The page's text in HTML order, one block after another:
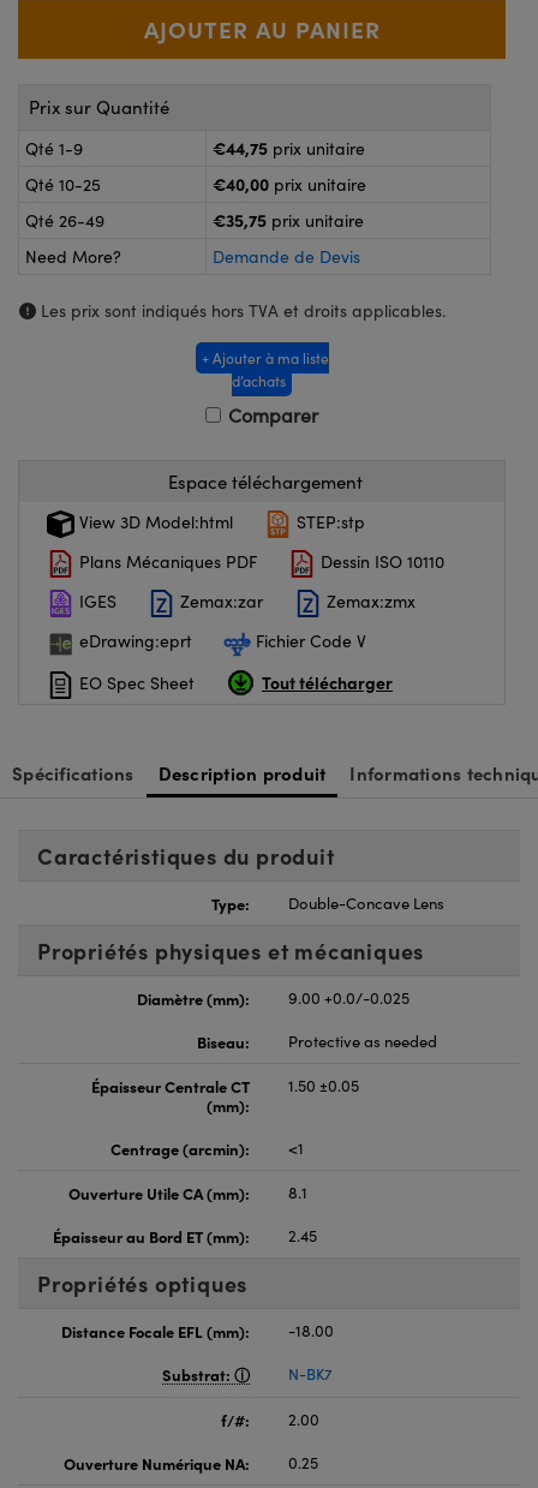
ou Coupleurs
de Poche ou à Mesure Directe
: Microscopie
: Caméras
Labs™
Prix sur Quantité
Qté 1-9 €44,75 prix unitaire
Qté 10-25
€40,00 prix unitaire
Qté 26-49
€35,75 prix unitaire
Need More?
Demande de Devis
Les prix sont indiqués hors TVA et droits applicables.
+ Ajouter à ma liste
d’achats
Comparer
Espace téléchargement
View 3D Model:html
STEP:stp
Plans Mécaniques PDF
Dessin ISO 10110
IGES
Zemax:zar
Zemax:zmx
eDrawing:eprt
Fichier Code V
EO Spec Sheet
Tout télécharger
Spécifications Description produit Informations
Caractéristiques du produit
Type: Double-Concave Lens
Propriétés physiques et mécaniques
Diamètre (mm):
9.00 +0.0/-0.025
Biseau:
Protective as needed
Épaisseur Centrale CT
(mm):
1.50 ±0.05
Centrage (arcmin): <1
Ouverture Utile CA (mm):
8.1
Épaisseur au Bord ET (mm):
2.45
Propriétés optiques
Distance Focale EFL (mm):
-18.00
Substrat:
N-BK7
f/#:
2.00
Ouverture Numérique NA:
0.25